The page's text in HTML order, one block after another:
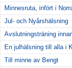
Minnesruta, infört i
Jul- och Nyårshälsning
Avslutningsträning
En julhälsning till alla i
Till minne av Bengt